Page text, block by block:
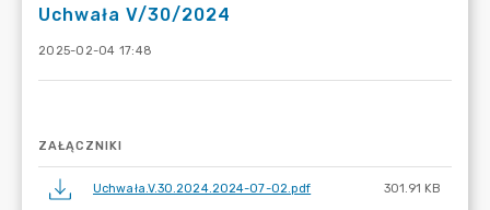
Uchwała V/30/2024
2025-02-04 17:48
ZAŁĄCZNIKI
Uchwała.V.30.2024.2024-07-02.pdf 301.91 KB